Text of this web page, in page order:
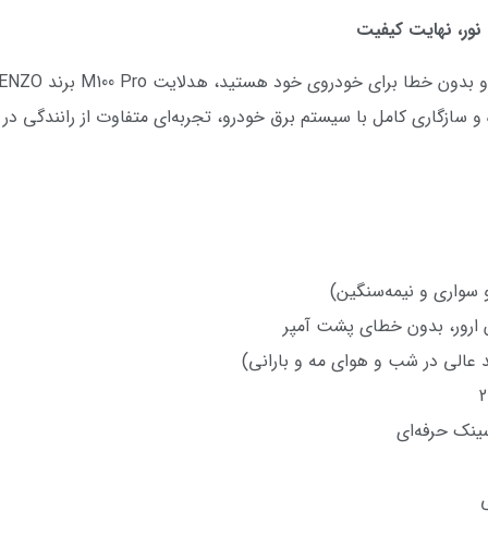
سازگاری کامل با سیستم برق خودرو، تجربه‌ای متفاوت از رانندگی
عالی در شب و هوای مه و بارانی)
حرفه‌ای